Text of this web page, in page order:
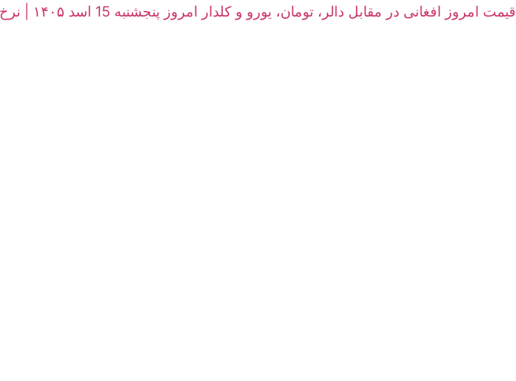
قیمت امروز افغانی در مقابل دالر، تومان، یورو و کلدار امروز پنجشنبه 15 اسد ۱۴۰۵ | نرخ زنده سرای شهزاده کابل